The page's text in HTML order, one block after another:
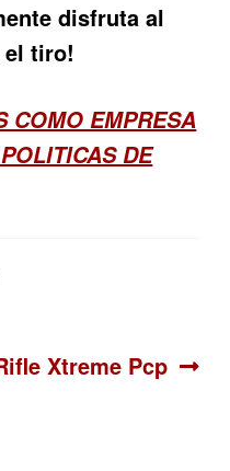
disfruta al
el tiro!
COMO EMPRESA
DE
Xtreme Pcp